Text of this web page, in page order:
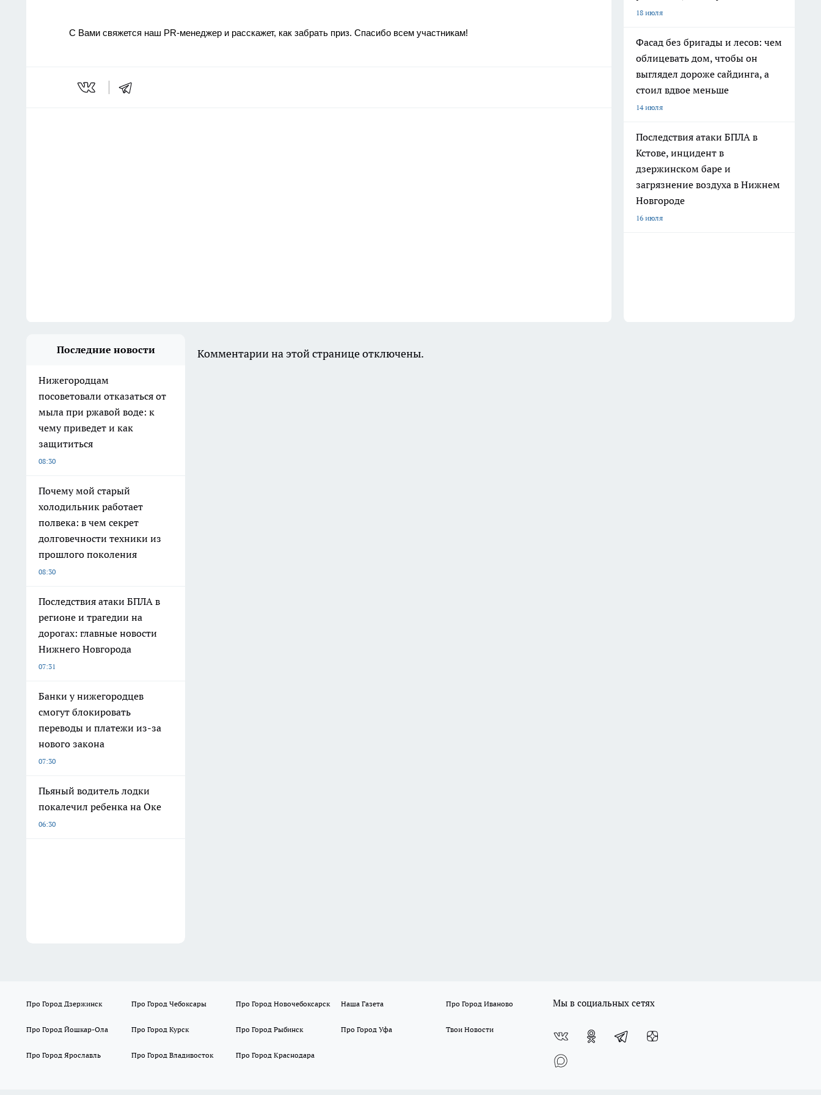
С Вами свяжется наш PR-менеджер и расскажет, как забрать приз. Спасибо всем участникам!
18 июля
Фасад без бригады и лесов: чем
облицевать дом, чтобы он
выглядел дороже сайдинга, а
стоил вдвое меньше
14 июля
Последствия атаки БПЛА в
Кстове, инцидент в
дзержинском баре и
загрязнение воздуха в Нижнем
Новгороде
16 июля
Последние новости
Нижегородцам
посоветовали отказаться от
мыла при ржавой воде: к
чему приведет и как
защититься
08:30
Почему мой старый
холодильник работает
полвека: в чем секрет
долговечности техники из
прошлого поколения
08:30
Последствия атаки БПЛА в
регионе и трагедии на
дорогах: главные новости
Нижнего Новгорода
07:31
Банки у нижегородцев
смогут блокировать
переводы и платежи из-за
нового закона
07:30
Пьяный водитель лодки
покалечил ребенка на Оке
06:30
Комментарии на этой странице отключены.
Про Город Дзержинск Про Город Чебоксары Про Город Новочебоксарск Наша Газета Про Город Иваново
Про Город Йошкар-Ола Про Город Курск Про Город Рыбинск Про Город Уфа Твои Новости
Про Город Ярославль Про Город Владивосток Про Город Краснодара
Мы в социальных сетях